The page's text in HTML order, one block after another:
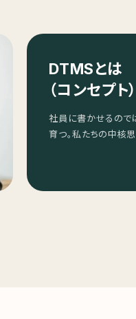
DTMSとは
（コンセプト）
社員に書かせるので
育つ。私たちの中核思